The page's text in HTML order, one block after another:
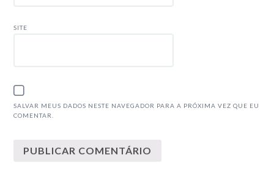
SITE
SALVAR MEUS DADOS NESTE NAVEGADOR PARA A PRÓXIMA VEZ QUE EU
COMENTAR.